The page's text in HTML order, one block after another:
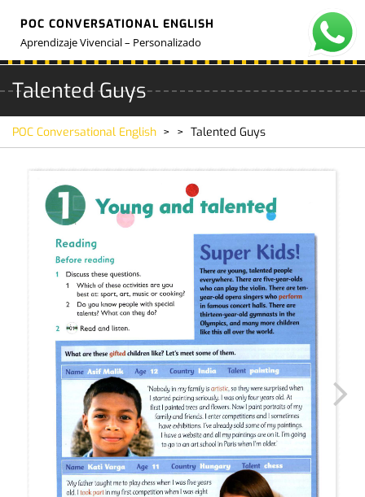
content
POC CONVERSATIONAL ENGLISH
Aprendizaje Vivencial – Personalizado
Talented Guys
POC Conversational English > > Talented Guys